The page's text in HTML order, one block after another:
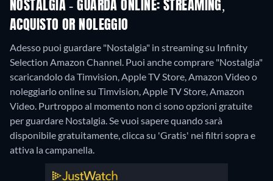
NOSTALGIA - GUARDA ONLINE: STREAMING,
ACQUISTO OR NOLEGGIO
Adesso puoi guardare "Nostalgia" in streaming su Infinity
Selection Amazon Channel. Puoi anche comprare "Nostalgia"
scaricandolo da Timvision, Apple TV Store, Amazon Video o
noleggiarlo online su Timvision, Apple TV Store, Amazon
Video. Purtroppo al momento non ci sono opzioni gratuite
per guardare Nostalgia. Se vuoi sapere quando sarà
disponibile gratuitamente, clicca su 'Gratis' nei filtri sopra e
attiva la campanella.